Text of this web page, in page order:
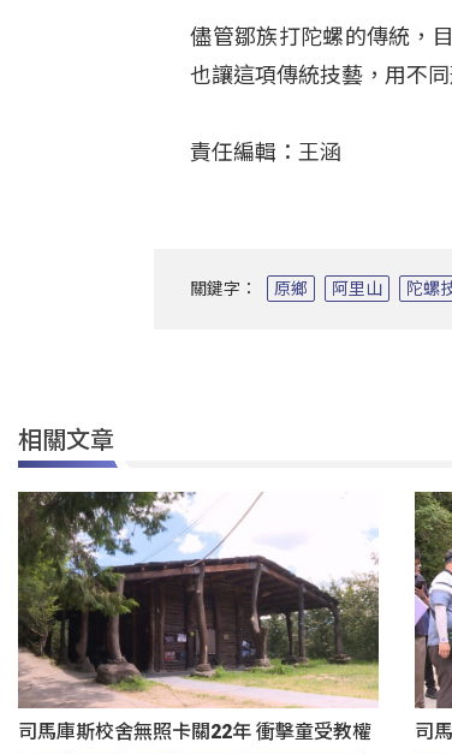
儘管鄒族打陀螺的傳統，
也讓這項傳統技藝，用不
責任編輯：王涵
關鍵字： 原鄉 阿里山 陀螺
相關文章
司馬庫斯校舍無照卡關22年 衝擊童受教權 司